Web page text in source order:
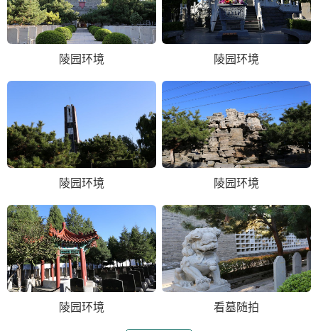
陵园环境 陵园环境
陵园环境 陵园环境
陵园环境 看墓随拍